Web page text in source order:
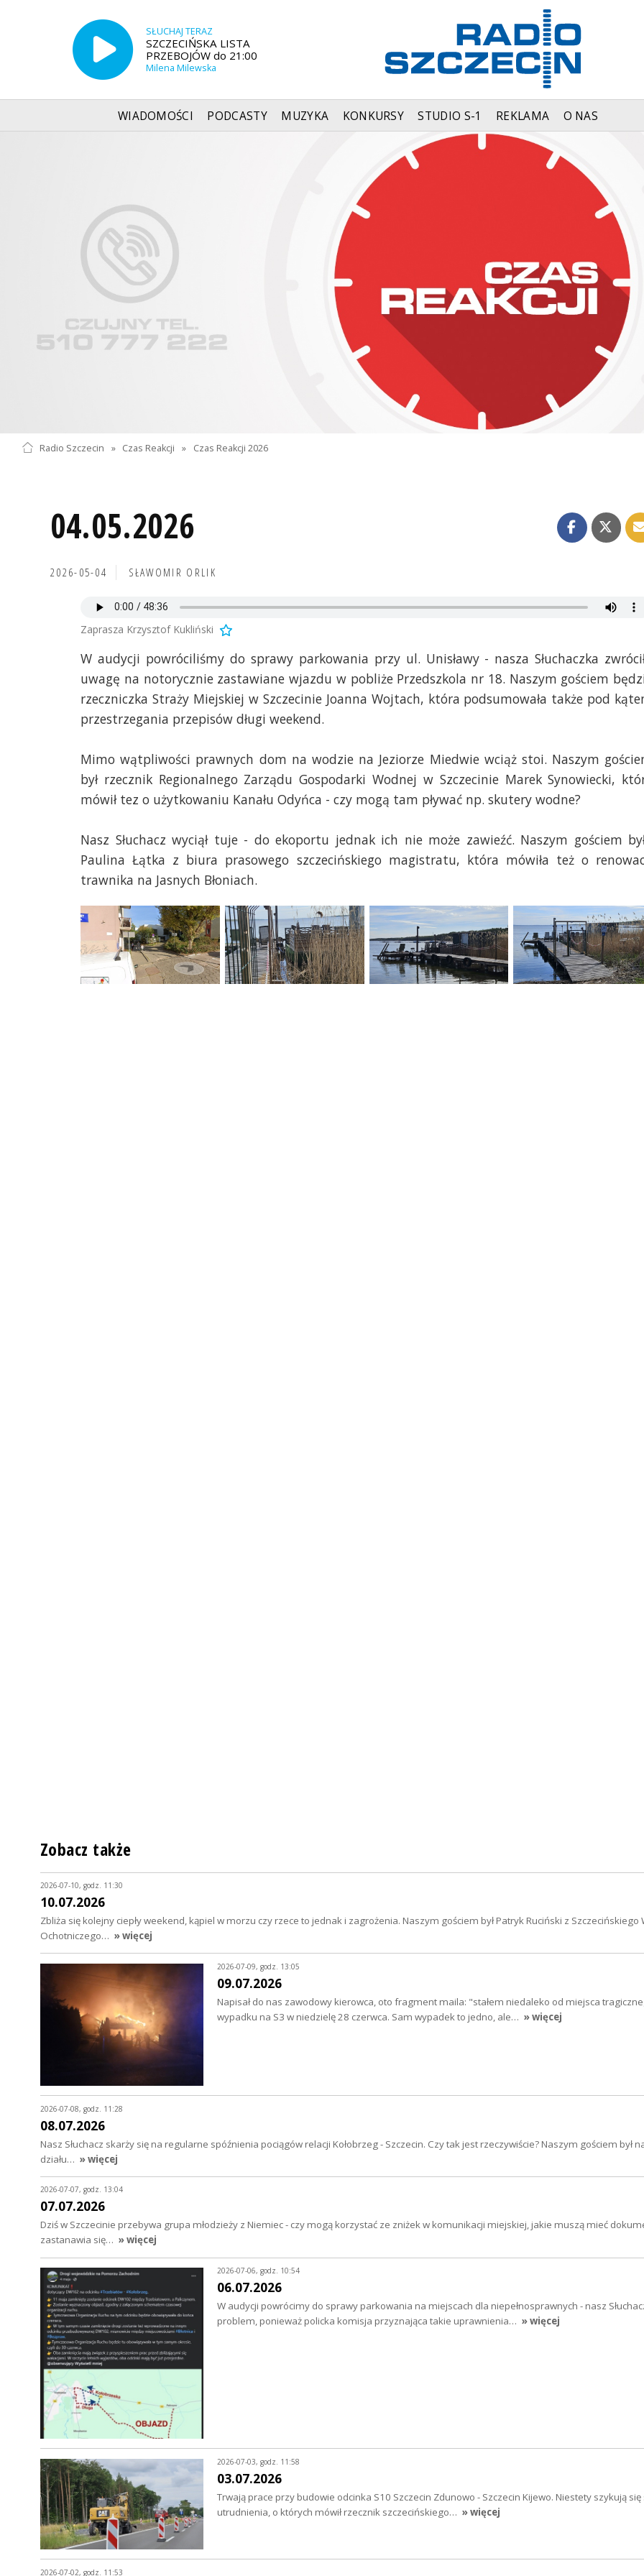
SŁUCHAJ TERAZ
SZCZECIŃSKA LISTA
PRZEBOJÓW do 21:00
Milena Milewska
WIADOMOŚCI PODCASTY MUZYKA KONKURSY STUDIO S-1 REKLAMA O NAS
Radio Szczecin » Czas Reakcji » Czas Reakcji 2026
04.05.2026
2026-05-04 SŁAWOMIR ORLIK
Zaprasza Krzysztof Kukliński
W audycji powróciliśmy do sprawy parkowania przy ul. Unisławy - nasza Słuchaczka
uwagę na notorycznie zastawiane wjazdu w pobliże Przedszkola nr 18. Naszym gościem
rzeczniczka Straży Miejskiej w Szczecinie Joanna Wojtach, która podsumowała także pod
przestrzegania przepisów długi weekend.
Mimo wątpliwości prawnych dom na wodzie na Jeziorze Miedwie wciąż stoi. Naszym
był rzecznik Regionalnego Zarządu Gospodarki Wodnej w Szczecinie Marek Synowiecki,
mówił tez o użytkowaniu Kanału Odyńca - czy mogą tam pływać np. skutery wodne?
Nasz Słuchacz wyciął tuje - do ekoportu jednak ich nie może zawieźć. Naszym gościem
Paulina Łątka z biura prasowego szczecińskiego magistratu, która mówiła też o
trawnika na Jasnych Błoniach.
Zobacz także
2026-07-10, godz. 11:30
10.07.2026
Zbliża się kolejny ciepły weekend, kąpiel w morzu czy rzece to jednak i zagrożenia. Naszym gościem był Patryk Ruciński z Szczecińskiego
Ochotniczego… » więcej
2026-07-09, godz. 13:05
09.07.2026
Napisał do nas zawodowy kierowca, oto fragment maila: "stałem niedaleko od miejsca
wypadku na S3 w niedzielę 28 czerwca. Sam wypadek to jedno, ale… » więcej
2026-07-08, godz. 11:28
08.07.2026
Nasz Słuchacz skarży się na regularne spóźnienia pociągów relacji Kołobrzeg - Szczecin. Czy tak jest rzeczywiście? Naszym gościem był
działu… » więcej
2026-07-07, godz. 13:04
07.07.2026
Dziś w Szczecinie przebywa grupa młodzieży z Niemiec - czy mogą korzystać ze zniżek w komunikacji miejskiej, jakie muszą mieć
zastanawia się… » więcej
2026-07-06, godz. 10:54
06.07.2026
W audycji powrócimy do sprawy parkowania na miejscach dla niepełnosprawnych - nasz
problem, ponieważ policka komisja przyznająca takie uprawnienia… » więcej
2026-07-03, godz. 11:58
03.07.2026
Trwają prace przy budowie odcinka S10 Szczecin Zdunowo - Szczecin Kijewo. Niestety szykują
utrudnienia, o których mówił rzecznik szczecińskiego… » więcej
2026-07-02, godz. 11:53